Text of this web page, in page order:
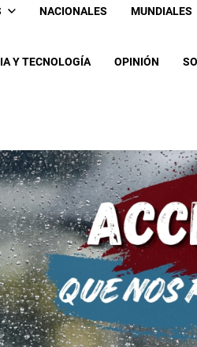
NACIONALES MUNDIALES
Y TECNOLOGÍA OPINIÓN